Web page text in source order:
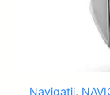
Navigatii,